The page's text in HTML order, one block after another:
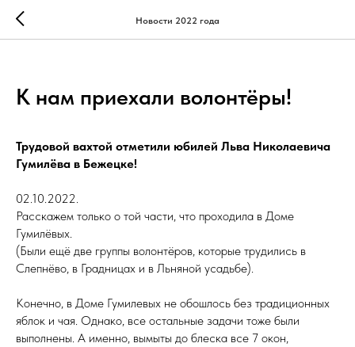
Новости 2022 года
К нам приехали волонтёры!
Трудовой вахтой отметили юбилей Льва Николаевича
Гумилёва в Бежецке!
02.10.2022.
Расскажем только о той части, что проходила в Доме
Гумилёвых.
(Были ещё две группы волонтёров, которые трудились в
Слепнёво, в Градницах и в Льняной усадьбе).
Конечно, в Доме Гумилевых не обошлось без традиционных
яблок и чая. Однако, все остальные задачи тоже были
выполнены. А именно, вымыты до блеска все 7 окон,